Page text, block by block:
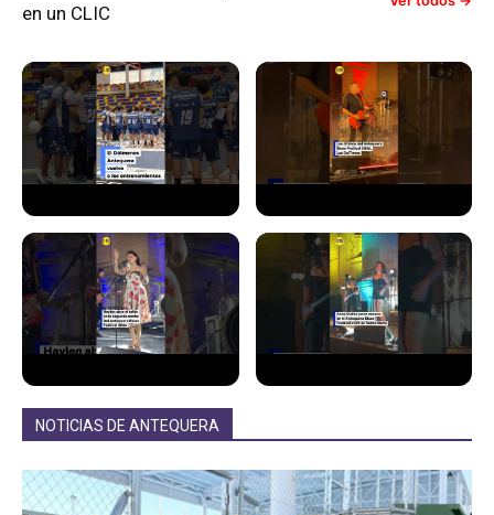
en un CLIC
NOTICIAS DE ANTEQUERA